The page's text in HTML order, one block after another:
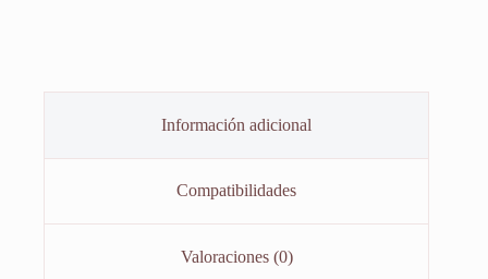
Información adicional
Compatibilidades
Valoraciones (0)